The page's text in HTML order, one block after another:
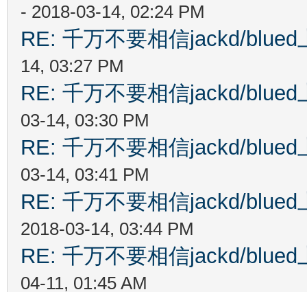
- 2018-03-14, 02:24 PM
RE: 千万不要相信jackd/
14, 03:27 PM
RE: 千万不要相信jackd/
03-14, 03:30 PM
RE: 千万不要相信jackd/
03-14, 03:41 PM
RE: 千万不要相信jackd/
2018-03-14, 03:44 PM
RE: 千万不要相信jackd/
04-11, 01:45 AM